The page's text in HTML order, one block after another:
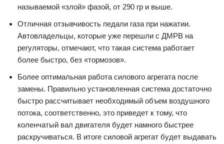
называемой «злой» фазой, от 290 гр и выше.
Отличная отзывчивость педали газа при нажатии.
Автовладельцы, которые уже перешли с ДМРВ на
регуляторы, отмечают, что такая система работает
более быстро, без «тормозов».
Более оптимальная работа силового агрегата после
замены. Правильно установленная система достаточно
быстро рассчитывает необходимый объем воздушного
потока, соответственно, это приведет к тому, что
коленчатый вал двигателя будет намного быстрее
раскручиваться. В итоге силовой агрегат будет выдавать